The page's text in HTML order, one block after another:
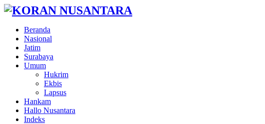
Beranda
Nasional
Jatim
Surabaya
Umum
Hukrim
Ekbis
Lapsus
Hankam
Hallo Nusantara
Indeks